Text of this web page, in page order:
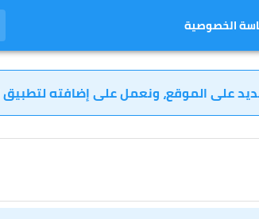
الخصوصية
على الموقع، ونعمل على إضافته لتطبيق